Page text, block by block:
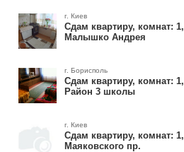
г. Киев
Сдам квартиру, комнат: 1,
Малышко Андрея
г. Борисполь
Сдам квартиру, комнат: 1,
Район 3 школы
г. Киев
Сдам квартиру, комнат: 1,
Маяковского пр.